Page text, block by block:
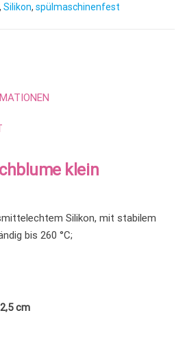
i
, Silikon, spülmaschinenfest
klein
Silikon, mit stabilem
bis 260 °C;
cm